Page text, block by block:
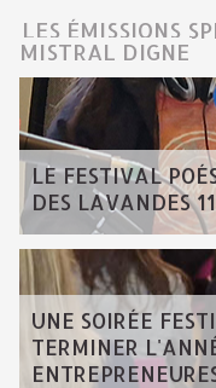
LES ÉMISSIONS
MISTRAL DIGNE
LE FESTIVAL
DES LAVANDES
UNE SOIRÉE
TERMINER